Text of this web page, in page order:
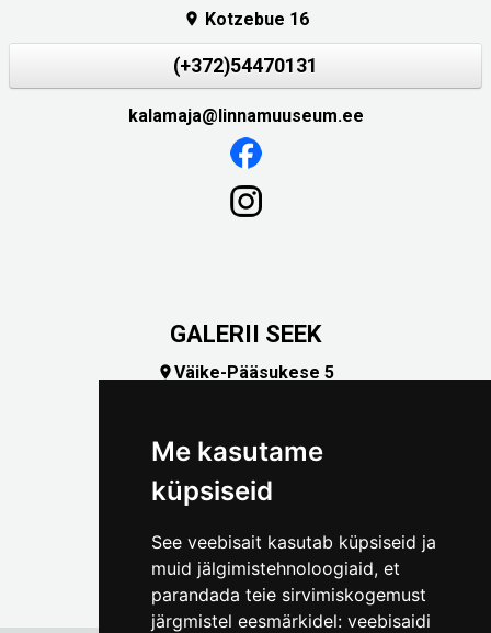
Me kasutame
küpsiseid
See veebisait kasutab küpsiseid ja
muid jälgimistehnoloogiaid, et
parandada teie sirvimiskogemust
järgmistel eesmärkidel: veebisaidi
 Kotzebue 16
(+372)54470131
kalamaja@linnamuuseum.ee
GALERII SEEK
Väike-Pääsukese 5